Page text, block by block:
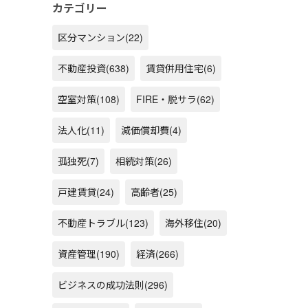
カテゴリー
区分マンション(22)
不動産投資(638) 賃貸併用住宅(6)
空室対策(108) FIRE・脱サラ(62)
法人化(11) 減価償却費(4)
孤独死(7) 相続対策(26)
戸建賃貸(24) 高齢者(25)
不動産トラブル(123) 海外移住(20)
資産管理(190) 経済(266)
ビジネスの成功法則(296)